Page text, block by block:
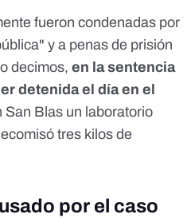
fueron condenadas por
y a penas de prisión
decimos, en la sentencia
detenida el día en el
Blas un laboratorio
tres kilos de
por el caso